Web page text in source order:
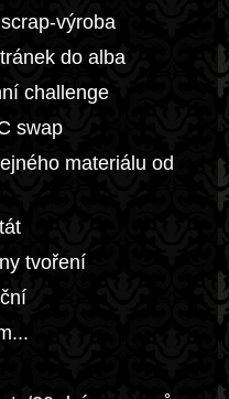
výroba
do alba
challenge
swap
materiálu od
tvoření